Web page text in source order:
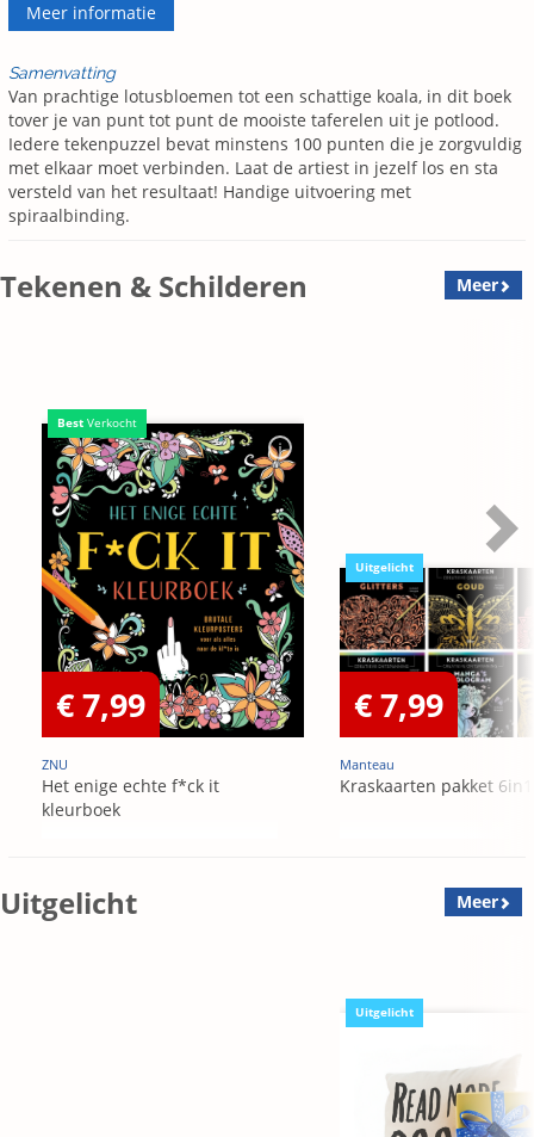
Meer informatie
Samenvatting
Van prachtige lotusbloemen tot een schattige koala, in dit boek
tover je van punt tot punt de mooiste taferelen uit je potlood.
Iedere tekenpuzzel bevat minstens 100 punten die je zorgvuldig
met elkaar moet verbinden. Laat de artiest in jezelf los en sta
versteld van het resultaat! Handige uitvoering met
spiraalbinding.
Tekenen & Schilderen Meer
Best Verkocht
€ 7,99
ZNU
Het enige echte f*ck it
kleurboek
Uitgelicht
€ 7,99
Manteau
Kraskaarten pakket 6in1
Uitgelicht Meer
Uitgelicht